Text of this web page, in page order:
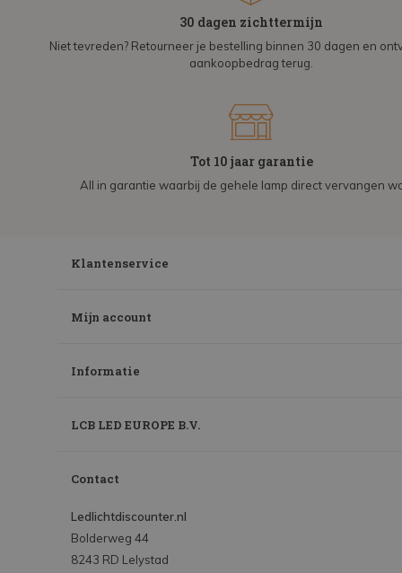
30 dagen zichttermijn
Niet tevreden? Retourneer je bestelling binnen 30 dagen en
aankoopbedrag terug.
Tot 10 jaar garantie
All in garantie waarbij de gehele lamp direct vervangen
Klantenservice
Mijn account
Informatie
LCB LED EUROPE B.V.
Contact
Ledlichtdiscounter.nl
Bolderweg 44
8243 RD Lelystad